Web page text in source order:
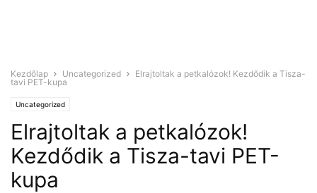
Kezdőlap Uncategorized
Elrajtoltak a petkalózok! Kezdődik a Tisza-
tavi PET-kupa
Uncategorized
Elrajtoltak a petkalózok!
Kezdődik a Tisza-tavi PET-
kupa